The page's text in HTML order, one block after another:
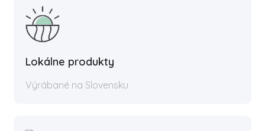
Lokálne produkty
Výrábané na Slovensku